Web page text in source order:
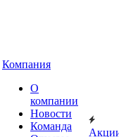
Компания
О
компании
Новости
Команда